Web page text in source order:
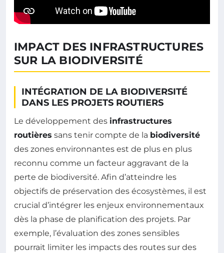
IMPACT DES INFRASTRUCTURES
SUR LA BIODIVERSITÉ
INTÉGRATION DE LA BIODIVERSITÉ
DANS LES PROJETS ROUTIERS
Le développement des infrastructures
routières sans tenir compte de la biodiversité
des zones environnantes est de plus en plus
reconnu comme un facteur aggravant de la
perte de biodiversité. Afin d’atteindre les
objectifs de préservation des écosystèmes, il est
crucial d’intégrer les enjeux environnementaux
dès la phase de planification des projets. Par
exemple, l’évaluation des zones sensibles
pourrait limiter les impacts des routes sur des